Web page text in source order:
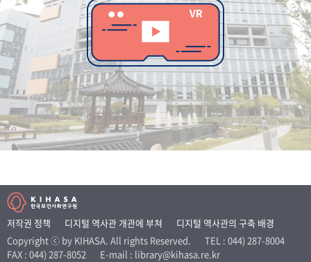
사진 아카이브 문서 기록물 행정박물 영상 기록물
50 주년 기념
성과 50선 숫자로 보는 50년 50 +1주년 광장
세계와 함께 한 KIHASA
VR 역사관
저작권 정책 디지털 역사관 개관에 부쳐
디지털 역사관의 구축 배경
Copyright ⓒ by KIHASA. All rights Reserved.
TEL : 044) 287-8004
FAX : 044) 287-8052
E-mail : library@kihasa.re.kr